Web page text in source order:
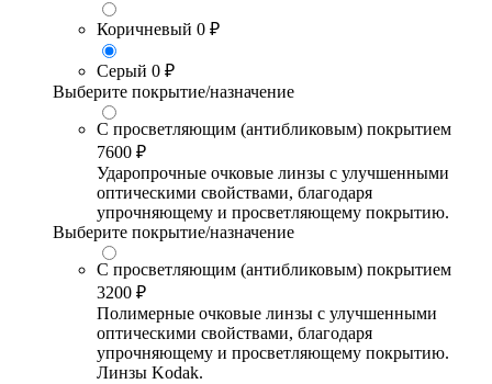
Коричневый 0 ₽
Серый 0 ₽
Выберите покрытие/назначение
С просветляющим (антибликовым) покрытием
7600 ₽
Ударопрочные очковые линзы с улучшенными
оптическими свойствами, благодаря
упрочняющему и просветляющему покрытию.
Выберите покрытие/назначение
С просветляющим (антибликовым) покрытием
3200 ₽
Полимерные очковые линзы с улучшенными
оптическими свойствами, благодаря
упрочняющему и просветляющему покрытию.
Линзы Kodak.